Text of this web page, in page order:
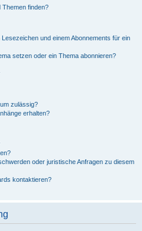
Themen finden?
und einem Abonnements für ein
setzen oder ein Thema abonnieren?
zulässig?
erhalten?
oder juristische Anfragen zu diesem
kontaktieren?